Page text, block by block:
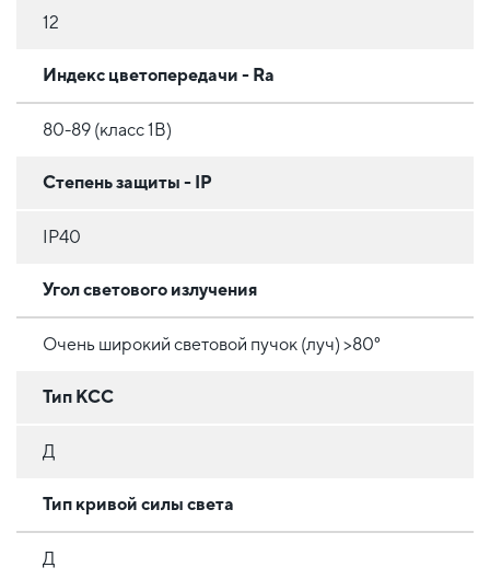
12
Индекс цветопередачи - Ra
80-89 (класс 1B)
Степень защиты - IP
IP40
Угол светового излучения
Очень широкий световой пучок (луч) >80°
Тип КСС
Д
Тип кривой силы света
Д